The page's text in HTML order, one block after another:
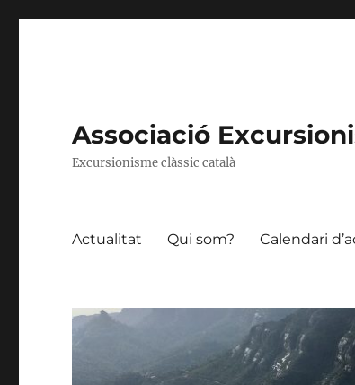
Associació
Excursionisme clàssic català
Actualitat Qui som? Calendari